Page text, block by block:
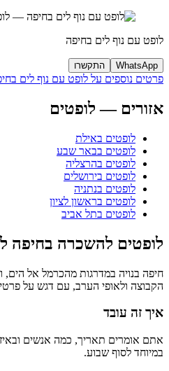
לופט עם נוף לים בחיפה
WhatsApp התקשרו
פרטים נוספים על לופט עם נוף לים
אזורים — לופטים
לופטים באילת
לופטים בבאר שבע
לופטים בהרצליה
לופטים בירושלים
לופטים בנתניה
לופטים בראשון לציון
לופטים בתל אביב
לופטים להשכרה בחיפה
חיפה בנויה במדרגות מהכרמל אל
הקבוצה ולאופי הערב, עם דגש על
איך זה עובד
אתם אומרים תאריך, כמה אנשים
במיוחד לסוף שבוע.